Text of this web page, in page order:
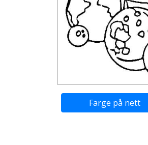
Farge på nett